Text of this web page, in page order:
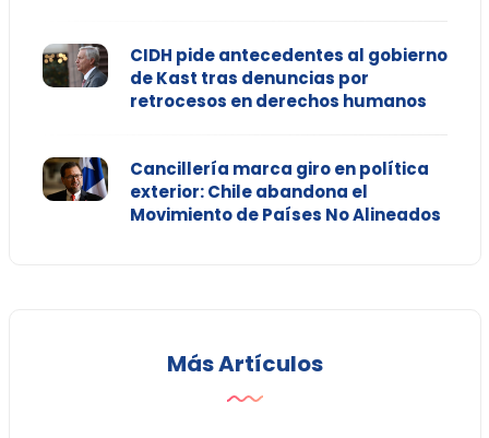
CIDH pide antecedentes al gobierno
de Kast tras denuncias por
retrocesos en derechos humanos
Cancillería marca giro en política
exterior: Chile abandona el
Movimiento de Países No Alineados
Más Artículos